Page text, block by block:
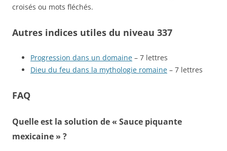
croisés ou mots fléchés.
Autres indices utiles du niveau 337
Progression dans un domaine – 7 lettres
Dieu du feu dans la mythologie romaine – 7 lettres
FAQ
Quelle est la solution de « Sauce piquante
mexicaine » ?